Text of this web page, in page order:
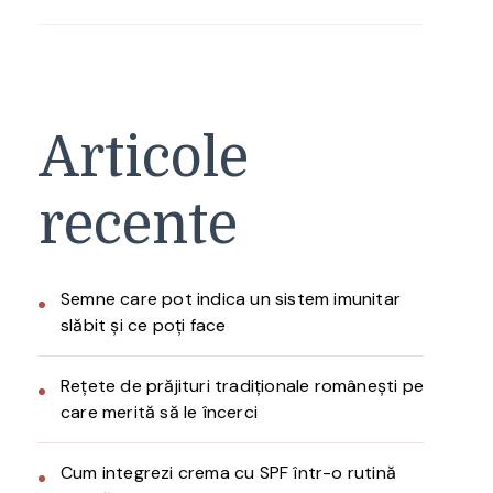
Articole
recente
Semne care pot indica un sistem imunitar
slăbit și ce poți face
Rețete de prăjituri tradiționale românești pe
care merită să le încerci
Cum integrezi crema cu SPF într-o rutină